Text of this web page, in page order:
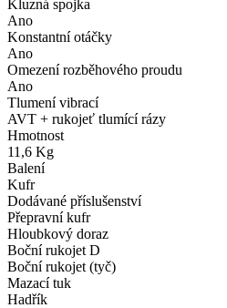
Kluzná spojka
Ano
Konstantní otáčky
Ano
Omezení rozběhového proudu
Ano
Tlumení vibrací
AVT + rukojeť tlumící rázy
Hmotnost
11,6 Kg
Balení
Kufr
Dodávané příslušenství
Přepravní kufr
Hloubkový doraz
Boční rukojet D
Boční rukojet (tyč)
Mazací tuk
Hadřík